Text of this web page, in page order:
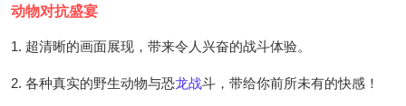
动物对抗盛宴
1. 超清晰的画面展现，带来令人兴奋的战斗体验。
2. 各种真实的野生动物与恐龙战斗，带给你前所未有的快感！